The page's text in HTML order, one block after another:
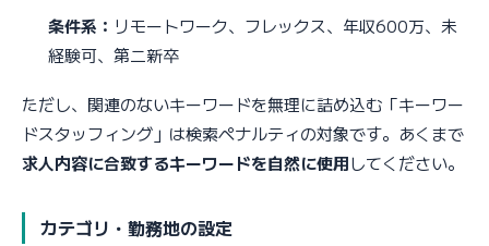
条件系： リモートワーク、フレックス、年収600万、未
経験可、第二新卒
ただし、関連のないキーワードを無理に詰め込む「キーワー
ドスタッフィング」は検索ペナルティの対象です。あくまで
求人内容に合致するキーワードを自然に使用してください。
カテゴリ・勤務地の設定